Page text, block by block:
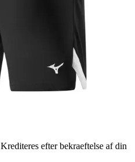
Krediteres efter bekraeftelse af din